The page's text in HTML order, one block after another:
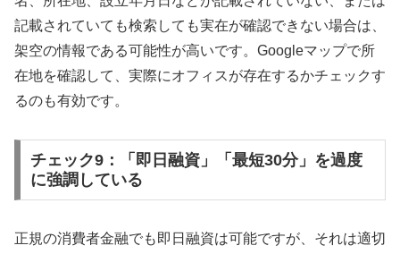
記載されていても検索しても実在が確認できない場合は、
架空の情報である可能性が高いです。Googleマップで所
在地を確認して、実際にオフィスが存在するかチェックす
るのも有効です。
チェック9：「即日融資」「最短30分」を過度
に強調している
正規の消費者金融でも即日融資は可能ですが、それは適切